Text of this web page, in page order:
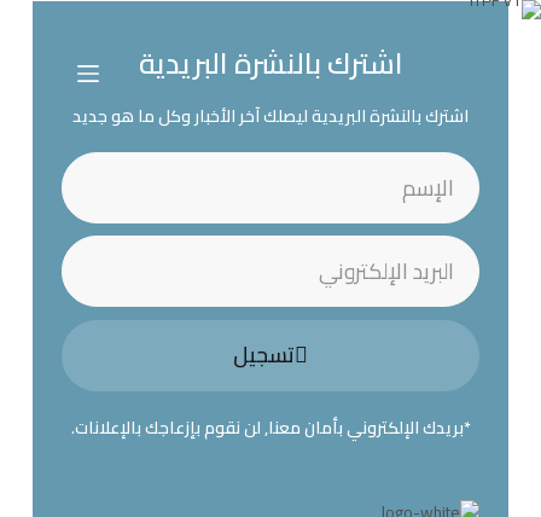
اشترك بالنشرة البريدية
اشترك بالنشرة البريدية ليصلك آخر الأخبار وكل ما هو جديد
تسجيل
*بريدك الإلكتروني بأمان معنا, لن نقوم بإزعاجك بالإعلانات.